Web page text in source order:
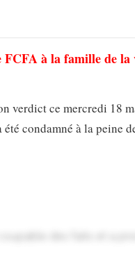
FCFA à la famille de
verdict ce mercredi 18
condamné à la peine